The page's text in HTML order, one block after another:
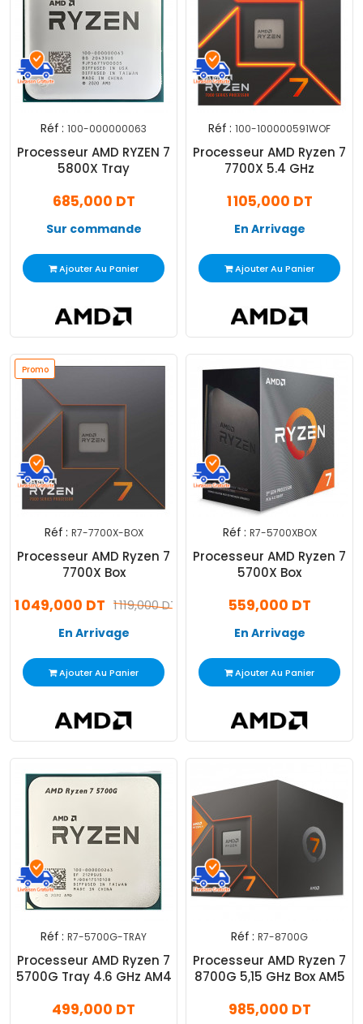
Réf : 100-000000063
Processeur AMD RYZEN 7
5800X Tray
685,000 DT
Sur commande
Ajouter Au Panier
Réf : 100-100000591WOF
Processeur AMD Ryzen 7
7700X 5.4 GHz
1 105,000 DT
En Arrivage
Ajouter Au Panier
Promo
Réf : R7-7700X-BOX
Processeur AMD Ryzen 7
7700X Box
1 119,000 DT
1 049,000 DT
En Arrivage
Ajouter Au Panier
Réf : R7-5700XBOX
Processeur AMD Ryzen 7
5700X Box
559,000 DT
En Arrivage
Ajouter Au Panier
Réf : R7-5700G-TRAY
Processeur AMD Ryzen 7
5700G Tray 4.6 GHz AM4
499,000 DT
Réf : R7-8700G
Processeur AMD Ryzen 7
8700G 5,15 GHz Box AM5
985,000 DT